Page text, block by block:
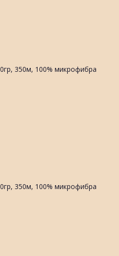
350м, 100% микрофибра
350м, 100% микрофибра